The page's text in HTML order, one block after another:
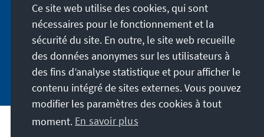
Fischer-Bollin informiert Sie in unregelmäßigen
Abständen in aller Kürze über Themen, die wir
für unsere nahe Zukunft für wichtig halten.
Jetzt abonnieren
Ce site web utilise des cookies, qui sont
nécessaires pour le fonctionnement et la
sécurité du site. En outre, le site web recueille
des données anonymes sur les utilisateurs à
des fins d’analyse statistique et pour afficher le
contenu intégré de sites externes. Vous pouvez
modifier les paramètres des cookies à tout
moment. En savoir plus